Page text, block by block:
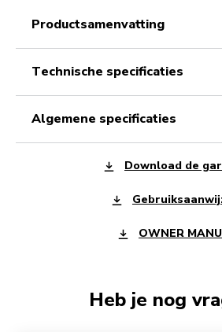
productsamenvatting
technische specificaties
algemene specificaties
Download de
OWNER
Heb je nog